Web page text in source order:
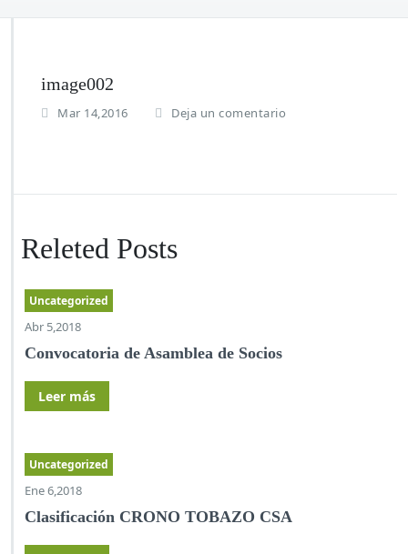
image002
Mar 14,2016 Deja un comentario
Releted Posts
Uncategorized
Abr 5,2018
Convocatoria de Asamblea de Socios
Leer más
Uncategorized
Ene 6,2018
Clasificación CRONO TOBAZO CSA